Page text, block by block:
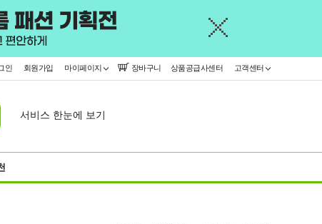
인 회원가입 마이페이지 장바구니 상품공급사센터 고객센터
서비스 한눈에 보기